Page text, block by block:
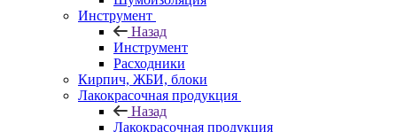
Инструмент
Назад
Инструмент
Расходники
Кирпич, ЖБИ, блоки
Лакокрасочная продукция
Назад
Лакокрасочная продукция